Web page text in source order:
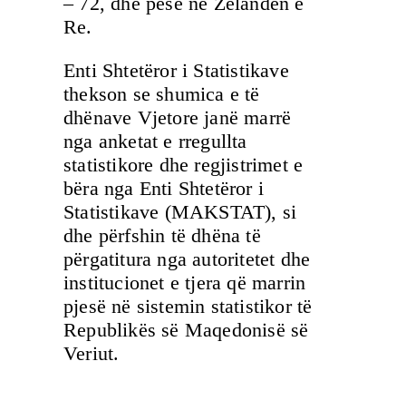
Re.
Enti Shtetëror i Statistikave
thekson se shumica e të
dhënave Vjetore janë marrë
nga anketat e rregullta
statistikore dhe regjistrimet e
bëra nga Enti Shtetëror i
Statistikave (MAKSTAT), si
dhe përfshin të dhëna të
përgatitura nga autoritetet dhe
institucionet e tjera që marrin
pjesë në sistemin statistikor të
Republikës së Maqedonisë së
Veriut.